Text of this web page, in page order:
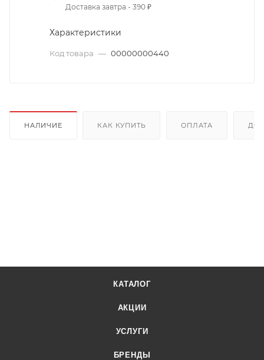
Доставка завтра - 390 ₽
Характеристики
Код товара — 00000000440
НАЛИЧИЕ КАК КУПИТЬ ОПЛАТА
КАТАЛОГ
АКЦИИ
УСЛУГИ
БРЕНДЫ